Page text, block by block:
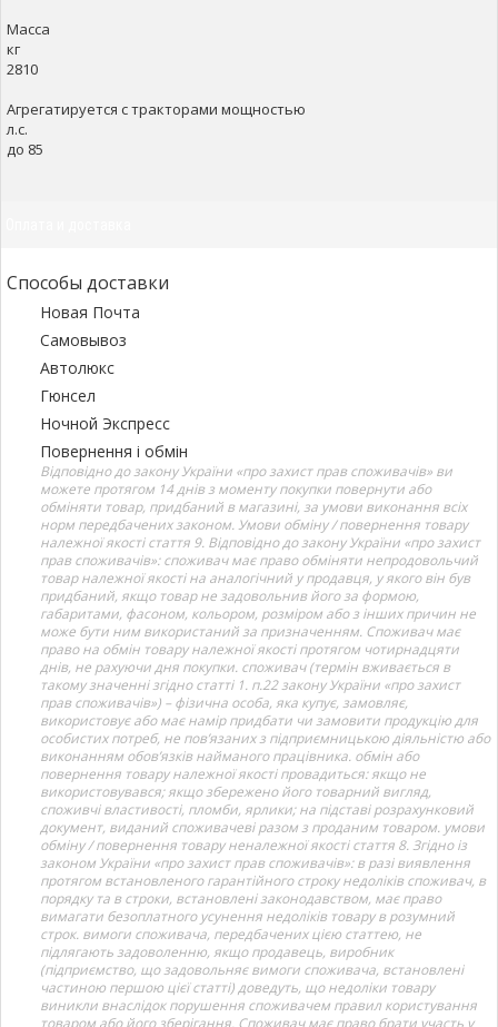
Масса
кг
2810
Агрегатируется с тракторами мощностью
л.с.
до 85
Способы доставки
Новая Почта
Самовывоз
Автолюкс
Гюнсел
Ночной Экспресс
Повернення і обмін
Відповідно до закону України «про захист прав споживачів» ви
можете протягом 14 днів з моменту покупки повернути або
обміняти товар, придбаний в магазині, за умови виконання всіх
норм передбачених законом. Умови обміну / повернення товару
належної якості стаття 9. Відповідно до закону України «про захист
прав споживачів»: споживач має право обміняти непродовольчий
товар належної якості на аналогічний у продавця, у якого він був
придбаний, якщо товар не задовольнив його за формою,
габаритами, фасоном, кольором, розміром або з інших причин не
може бути ним використаний за призначенням. Споживач має
право на обмін товару належної якості протягом чотирнадцяти
днів, не рахуючи дня покупки. споживач (термін вживається в
такому значенні згідно статті 1. п.22 закону України «про захист
прав споживачів») – фізична особа, яка купує, замовляє,
використовує або має намір придбати чи замовити продукцію для
особистих потреб, не пов’язаних з підприємницькою діяльністю або
виконанням обов’язків найманого працівника. обмін або
повернення товару належної якості провадиться: якщо не
використовувався; якщо збережено його товарний вигляд,
споживчі властивості, пломби, ярлики; на підставі розрахунковий
документ, виданий споживачеві разом з проданим товаром. умови
обміну / повернення товару неналежної якості стаття 8. Згідно із
законом України «про захист прав споживачів»: в разі виявлення
протягом встановленого гарантійного строку недоліків споживач, в
порядку та в строки, встановлені законодавством, має право
вимагати безоплатного усунення недоліків товару в розумний
строк. вимоги споживача, передбачених цією статтею, не
підлягають задоволенню, якщо продавець, виробник
(підприємство, що задовольняє вимоги споживача, встановлені
частиною першою цієї статті) доведуть, що недоліки товару
виникли внаслідок порушення споживачем правил користування
товаром або його зберігання. Споживач має право брати участь у